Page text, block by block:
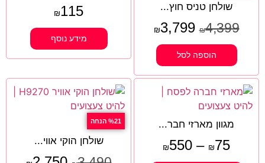
שולחן טניס חוץ...
₪4,399
₪3,799
הוספה לסל
₪115
מידע נוסף
מגוון מארזי חבר...
₪75
–
₪550
%21 הנחה
שולחן הוקי אווי...